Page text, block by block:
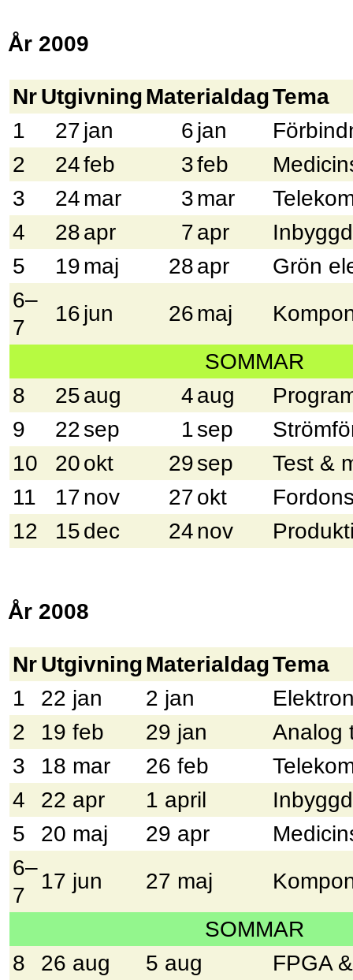
År 2009
NrUtgivningMaterialdagTema
1
27jan 6jan
2
24feb 3feb
3
24mar 3mar
4
28apr 7apr
5
19maj 28apr
Grön
6–
7
16jun 26maj
SOMMAR
8
25aug 4aug
9
22sep 1sep
10
20okt 29sep
Test &
11
17nov 27okt
12
15dec 24nov
År 2008
NrUtgivningMaterialdagTema
1
22 jan 2 jan
2
19 feb 29 jan
Analog
3
18 mar 26 feb
4
22 apr 1 april
5
20 maj 29 apr
6–
7
17 jun 27 maj
SOMMAR
8
26 aug 5 aug FPGA